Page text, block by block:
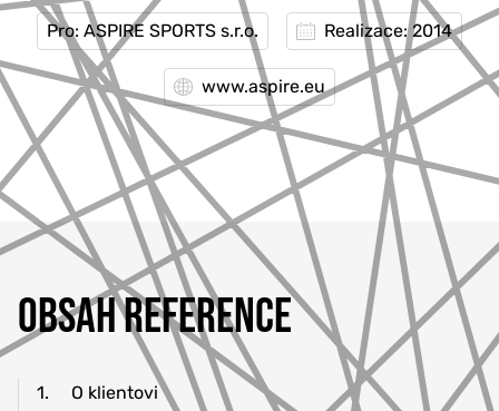
Pro: ASPIRE SPORTS s.r.o. Realizace: 2014
www.aspire.eu
OBSAH REFERENCE
1.
O klientovi